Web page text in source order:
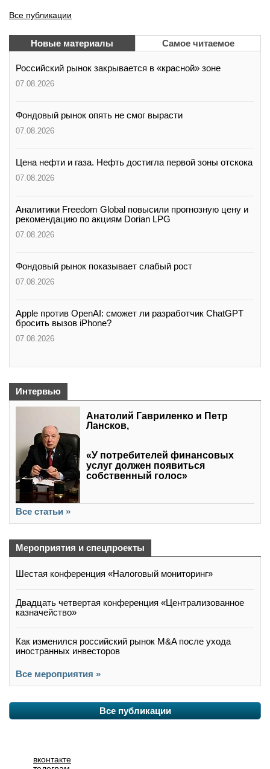
Все публикации
Новые материалы Самое читаемое
Российский рынок закрывается в «красной» зоне
07.08.2026
Фондовый рынок опять не смог вырасти
07.08.2026
Цена нефти и газа. Нефть достигла первой зоны отскока
07.08.2026
Аналитики Freedom Global повысили прогнозную цену и
рекомендацию по акциям Dorian LPG
07.08.2026
Фондовый рынок показывает слабый рост
07.08.2026
Apple против OpenAI: сможет ли разработчик ChatGPT
бросить вызов iPhone?
07.08.2026
Интервью
Анатолий Гавриленко и Петр
Лансков,
«У потребителей финансовых
услуг должен появиться
собственный голос»
Все статьи »
Мероприятия и спецпроекты
Шестая конференция «Налоговый мониторинг»
Двадцать четвертая конференция «Централизованное
казначейство»
Как изменился российский рынок M&A после ухода
иностранных инвесторов
Все мероприятия »
Все публикации
вконтакте